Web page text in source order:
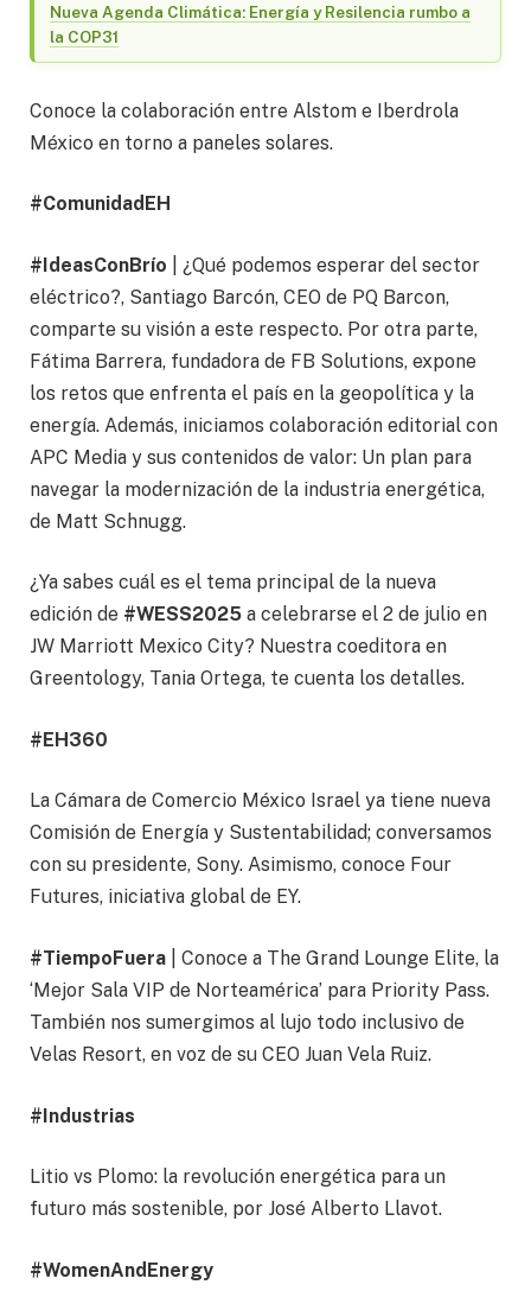
Nueva Agenda Climática: Energía y Resilencia rumbo a
la COP31
Conoce la colaboración entre Alstom e Iberdrola
México en torno a paneles solares.
#ComunidadEH
#IdeasConBrío | ¿Qué podemos esperar del sector
eléctrico?, Santiago Barcón, CEO de PQ Barcon,
comparte su visión a este respecto. Por otra parte,
Fátima Barrera, fundadora de FB Solutions, expone
los retos que enfrenta el país en la geopolítica y la
energía. Además, iniciamos colaboración editorial con
APC Media y sus contenidos de valor: Un plan para
navegar la modernización de la industria energética,
de Matt Schnugg.
¿Ya sabes cuál es el tema principal de la nueva
edición de #WESS2025 a celebrarse el 2 de julio en
JW Marriott Mexico City? Nuestra coeditora en
Greentology, Tania Ortega, te cuenta los detalles.
#EH360
La Cámara de Comercio México Israel ya tiene nueva
Comisión de Energía y Sustentabilidad; conversamos
con su presidente, Sony. Asimismo, conoce Four
Futures, iniciativa global de EY.
#TiempoFuera | Conoce a The Grand Lounge Elite, la
‘Mejor Sala VIP de Norteamérica’ para Priority Pass.
También nos sumergimos al lujo todo inclusivo de
Velas Resort, en voz de su CEO Juan Vela Ruiz.
#Industrias
Litio vs Plomo: la revolución energética para un
futuro más sostenible, por José Alberto Llavot.
#WomenAndEnergy